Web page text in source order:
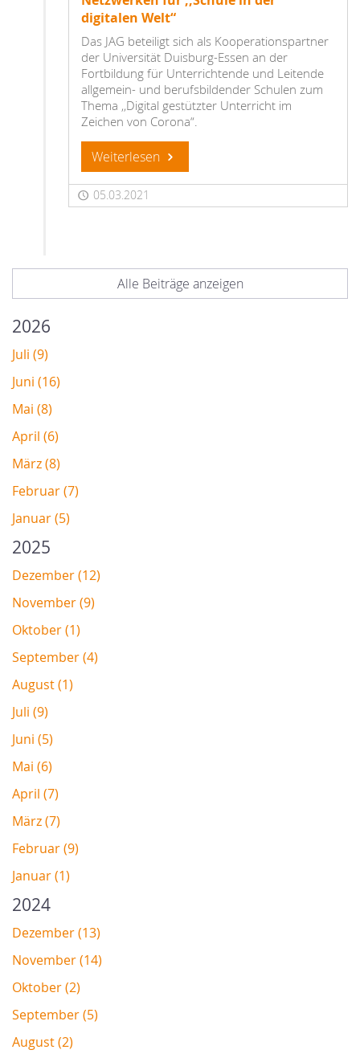
digitalen Welt“
Das JAG beteiligt sich als Kooperationspartner
der Universität Duisburg-Essen an der
Fortbildung für Unterrichtende und Leitende
allgemein- und berufsbildender Schulen zum
Thema ,,Digital gestützter Unterricht im
Zeichen von Corona“.
Weiterlesen
05.03.2021
Alle Beiträge anzeigen
2026
Juli (9)
Juni (16)
Mai (8)
April (6)
März (8)
Februar (7)
Januar (5)
2025
Dezember (12)
November (9)
Oktober (1)
September (4)
August (1)
Juli (9)
Juni (5)
Mai (6)
April (7)
März (7)
Februar (9)
Januar (1)
2024
Dezember (13)
November (14)
Oktober (2)
September (5)
August (2)